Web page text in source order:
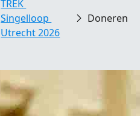
TREK
Singelloop
Utrecht 2026
Doneren